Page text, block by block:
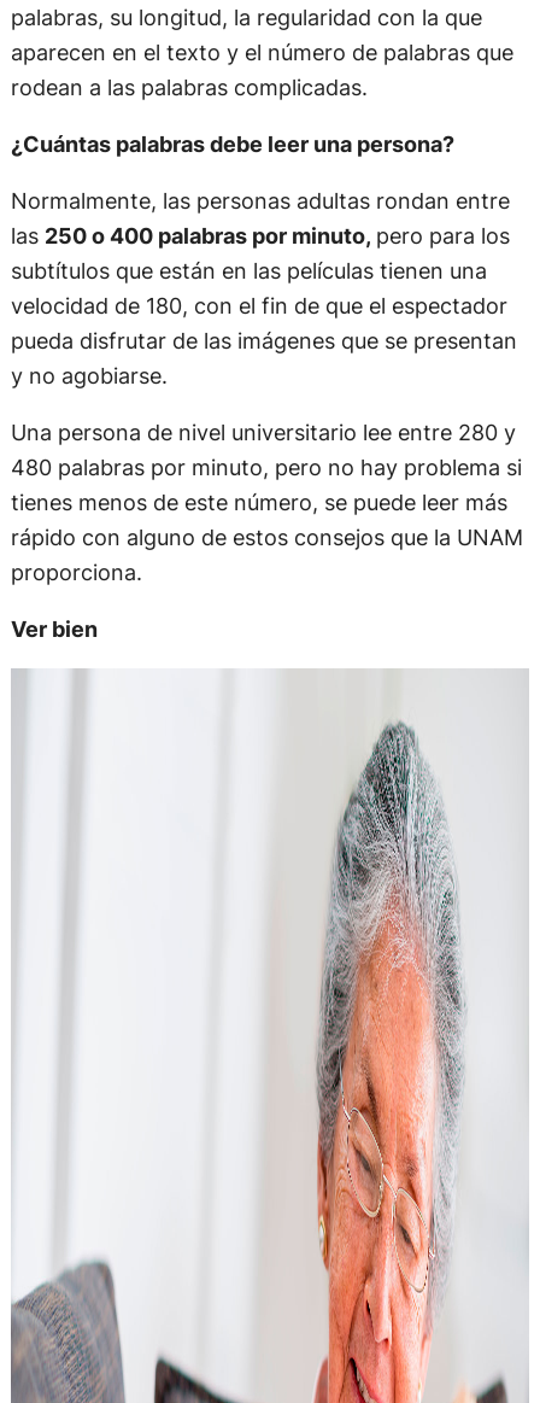
palabras, su longitud, la regularidad con la que
aparecen en el texto y el número de palabras que
rodean a las palabras complicadas.
¿Cuántas palabras debe leer una persona?
Normalmente, las personas adultas rondan entre
las 250 o 400 palabras por minuto, pero para los
subtítulos que están en las películas tienen una
velocidad de 180, con el fin de que el espectador
pueda disfrutar de las imágenes que se presentan
y no agobiarse.
Una persona de nivel universitario lee entre 280 y
480 palabras por minuto, pero no hay problema si
tienes menos de este número, se puede leer más
rápido con alguno de estos consejos que la UNAM
proporciona.
Ver bien